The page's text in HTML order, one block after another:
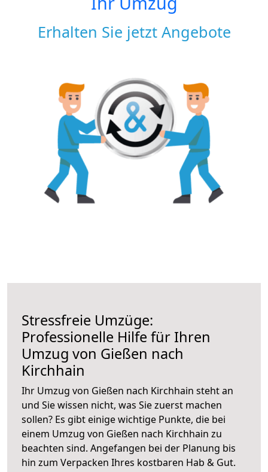
Erhalten Sie jetzt Angebote
Stressfreie Umzüge:
Professionelle Hilfe für Ihren
Umzug von Gießen nach
Kirchhain
Ihr Umzug von Gießen nach Kirchhain steht an
und Sie wissen nicht, was Sie zuerst machen
sollen? Es gibt einige wichtige Punkte, die bei
einem Umzug von Gießen nach Kirchhain zu
beachten sind. Angefangen bei der Planung bis
hin zum Verpacken Ihres kostbaren Hab & Gut.